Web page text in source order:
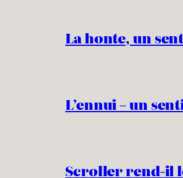
La honte, un
L’ennui – un
Scroller rend-il